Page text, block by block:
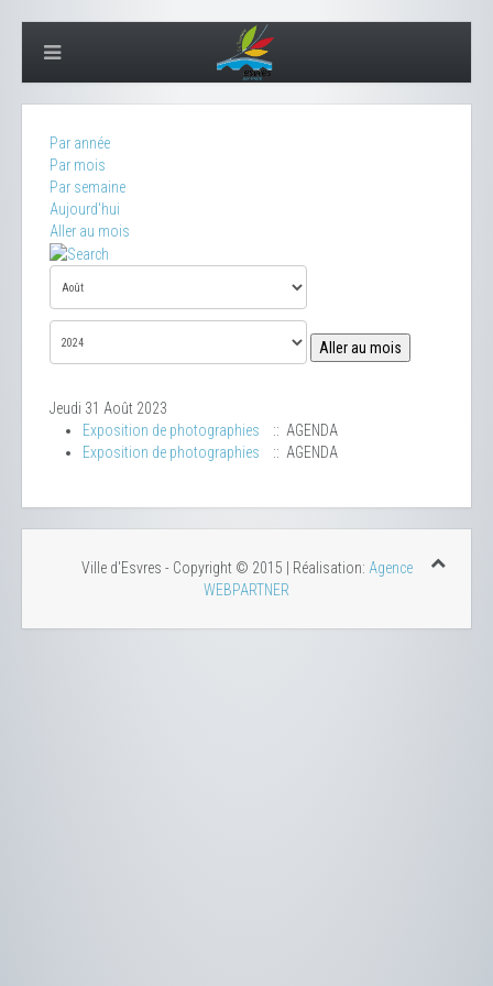
Par année
Par mois
Par semaine
Aujourd'hui
Aller au mois
Aller au mois
Jeudi 31 Août 2023
Exposition de photographies
:: AGENDA
Exposition de photographies
:: AGENDA
Ville d'Esvres - Copyright © 2015 | Réalisation: Agence
WEBPARTNER